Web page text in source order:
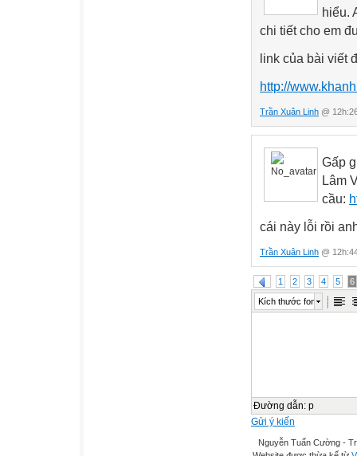
hiểu.
chi tiết cho em
link của bài viết
http://
Trần Xuân Linh @
Gấp
Lâm
cầu:
cái này lỗi rồi
Trần Xuân Linh @
1 2 3 4 5 6
Kích thước font
Đường dẫn: p
Gửi ý kiến
Nguyễn Tuấn Cường -